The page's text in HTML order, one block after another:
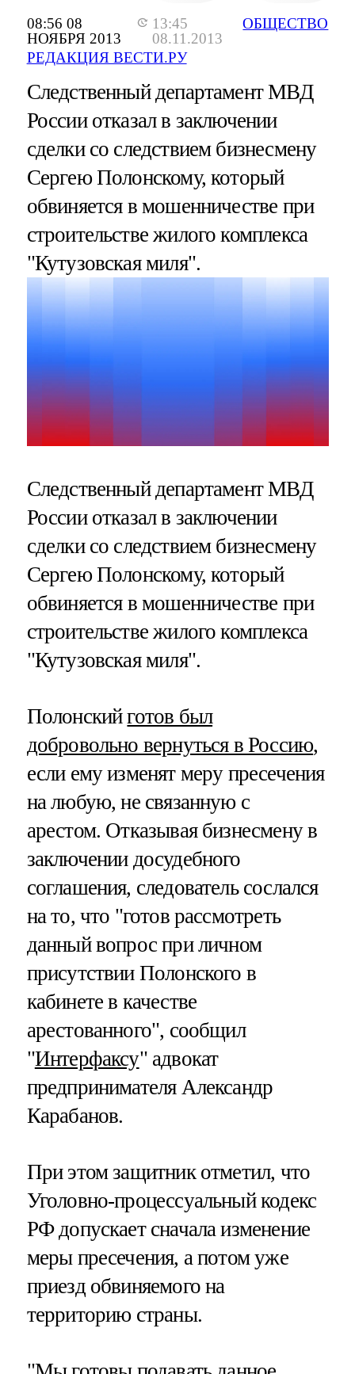
08:56 08
НОЯБРЯ 2013
13:45
08.11.2013
РЕДАКЦИЯ ВЕСТИ.РУ
ОБЩЕСТВО
Следственный департамент МВД
России отказал в заключении
сделки со следствием бизнесмену
Сергею Полонскому, который
обвиняется в мошенничестве при
строительстве жилого комплекса
"Кутузовская миля".
Следственный департамент МВД
России отказал в заключении
сделки со следствием бизнесмену
Сергею Полонскому, который
обвиняется в мошенничестве при
строительстве жилого комплекса
"Кутузовская миля".
Полонскийготов был
добровольно вернуться в Россию,
если ему изменят меру пресечения
на любую, не связанную с
арестом. Отказывая бизнесмену в
заключении досудебного
соглашения, следователь сослался
на то, что "готов рассмотреть
данный вопрос при личном
присутствии Полонского в
кабинете в качестве
арестованного", сообщил
"Интерфаксу" адвокат
предпринимателя Александр
Карабанов.
При этом защитник отметил, что
Уголовно-процессуальный кодекс
РФ допускает сначала изменение
меры пресечения, а потом уже
приезд обвиняемого на
территорию страны.